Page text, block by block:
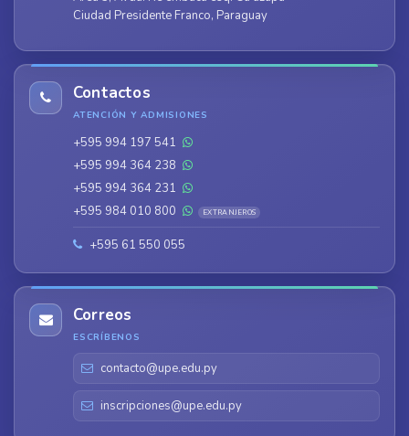
Ciudad Presidente Franco, Paraguay
Contactos
ATENCIÓN Y ADMISIONES
+595 994 197 541
+595 994 364 238
+595 994 364 231
+595 984 010 800
EXTRANJEROS
+595 61 550 055
Correos
ESCRÍBENOS
contacto@upe.edu.py
inscripciones@upe.edu.py